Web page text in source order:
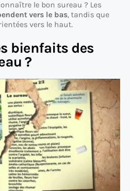
le bon sureau ? Les
vers le bas, tandis que
vers le haut.
bienfaits des
?